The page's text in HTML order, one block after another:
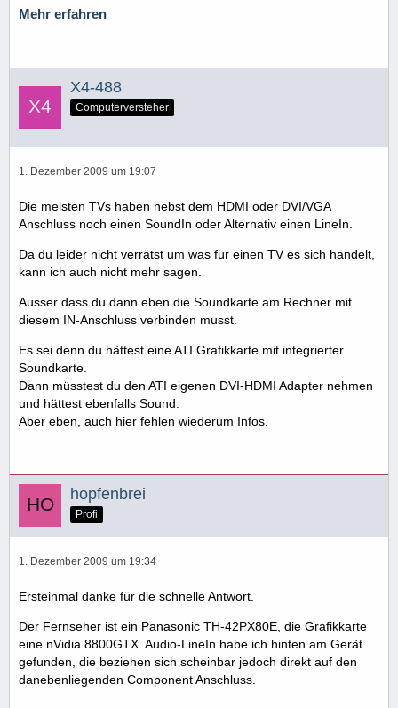
Mehr erfahren
X4-488
Computerversteher
1. Dezember 2009 um 19:07
Die meisten TVs haben nebst dem HDMI oder DVI/VGA
Anschluss noch einen SoundIn oder Alternativ einen LineIn.
Da du leider nicht verrätst um was für einen TV es sich handelt,
kann ich auch nicht mehr sagen.
Ausser dass du dann eben die Soundkarte am Rechner mit
diesem IN-Anschluss verbinden musst.
Es sei denn du hättest eine ATI Grafikkarte mit integrierter
Soundkarte.
Dann müsstest du den ATI eigenen DVI-HDMI Adapter nehmen
und hättest ebenfalls Sound.
Aber eben, auch hier fehlen wiederum Infos.
hopfenbrei
Profi
1. Dezember 2009 um 19:34
Ersteinmal danke für die schnelle Antwort.
Der Fernseher ist ein Panasonic TH-42PX80E, die Grafikkarte
eine nVidia 8800GTX. Audio-LineIn habe ich hinten am Gerät
gefunden, die beziehen sich scheinbar jedoch direkt auf den
danebenliegenden Component Anschluss.